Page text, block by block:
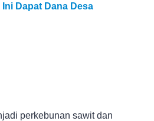
Dapat Dana Desa
perkebunan sawit dan